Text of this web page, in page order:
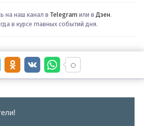
на наш канал в Telegram или в Дзен.
в курсе главных событий дня.